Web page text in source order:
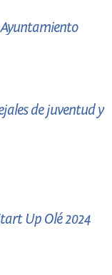
de juventud y
Up Olé 2024